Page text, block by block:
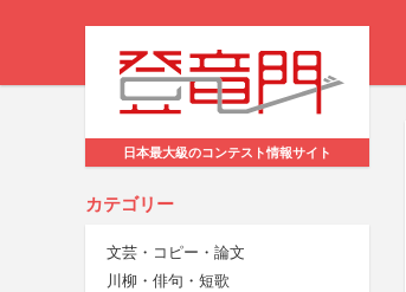
日本最大級のコンテスト情報サイト
カテゴリー
文芸・コピー・論文
川柳・俳句・短歌